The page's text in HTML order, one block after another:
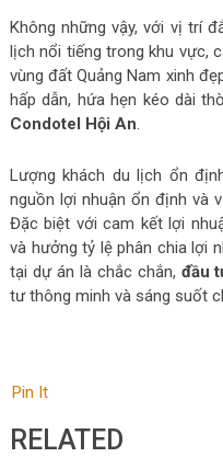
Không những vậy, với vị trí
lịch nổi tiếng trong khu vực,
vùng đất Quảng Nam xinh
hấp dẫn, hứa hẹn kéo dài
Condotel Hội An.
Lượng khách du lịch ổn
nguồn lợi nhuận ổn định và
Đặc biệt với cam kết lợi
và hưởng tỷ lệ phân chia lợi
tại dự án là chắc chắn, đầu
tư thông minh và sáng suốt
Pin It
RELATED